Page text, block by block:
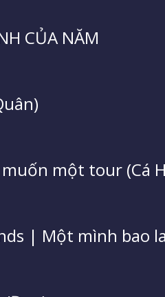
CỦA NĂM
một tour (Cá
| Một mình bao